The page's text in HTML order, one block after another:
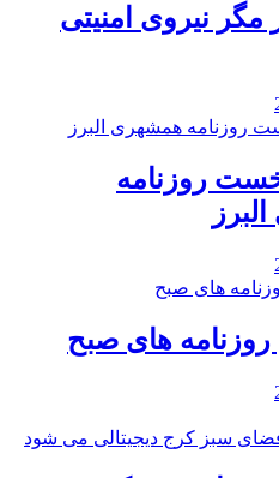
مگر نیروی امنیتی
روزنامه‌
های صبح